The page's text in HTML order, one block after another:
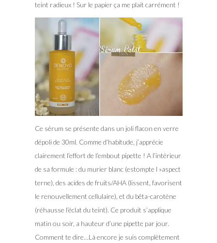
teint radieux ! Sur le papier ça me plait carrément !
Ce sérum se présente dans un joli flacon en verre
dépoli de 30ml. Comme d’habitude, j’apprécie
clairement l’effort de l’embout pipette ! A l’intérieur
de sa formule : du murier blanc (estompte l »aspect
terne), des acides de fruits/AHA (lissent, favorisent
le renouvellement cellulaire), et du bêta-carotène
(réhausse l’éclat du teint). Ce produit s’applique
matin ou soir, a hauteur d’une pipette par jour.
Comment te dire…Là encore je suis complètement